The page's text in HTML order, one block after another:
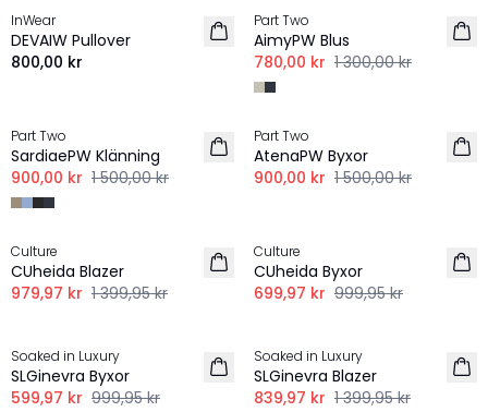
LINNE
NYHET
InWear
DEVAIW Pullover
800,00 kr
LINNE
Part Two
AimyPW Blus
780,00 kr 1 300,00 kr
LINNE
Part Two
SardiaePW Klänning
900,00 kr 1 500,00 kr
LINNE
-40%
Part Two
AtenaPW Byxor
900,00 kr 1 500,00 kr
LINNE
-30%
Culture
CUheida Blazer
979,97 kr 1 399,95 kr
LINNE
Culture
CUheida Byxor
699,97 kr 999,95 kr
LINNE
Soaked in Luxury
SLGinevra Byxor
599,97 kr 999,95 kr
LINNE
Soaked in Luxury
SLGinevra Blazer
839,97 kr 1 399,95 kr